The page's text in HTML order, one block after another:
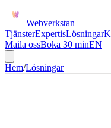
Webverkstan
TjänsterExpertisLösningar
Maila ossBoka 30 minEN
Hem/Lösningar